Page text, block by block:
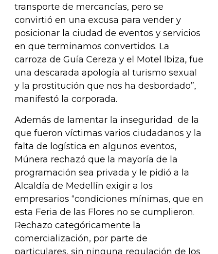
transporte de mercancías, pero se
convirtió en una excusa para vender y
posicionar la ciudad de eventos y servicios
en que terminamos convertidos. La
carroza de Guía Cereza y el Motel Ibiza, fue
una descarada apología al turismo sexual
y la prostitución que nos ha desbordado”,
manifestó la corporada.
Además de lamentar la inseguridad de la
que fueron víctimas varios ciudadanos y la
falta de logística en algunos eventos,
Múnera rechazó que la mayoría de la
programación sea privada y le pidió a la
Alcaldía de Medellín exigir a los
empresarios “condiciones mínimas, que en
esta Feria de las Flores no se cumplieron.
Rechazo categóricamente la
comercialización, por parte de
particulares, sin ninguna regulación de los